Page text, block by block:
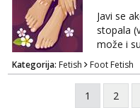
Javi se
stopala
može i
Mlada
ozbiljni,
mogu
Kategorija: Fetish Foot Fetish
1 2